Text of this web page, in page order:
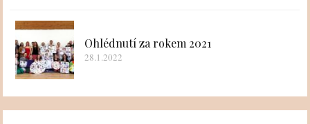
Ohlédnutí za rokem 2021
28.1.2022